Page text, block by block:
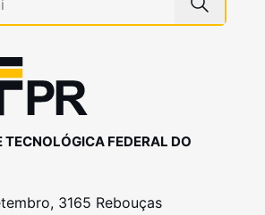
TECNOLÓGICA FEDERAL DO
3165 Rebouças